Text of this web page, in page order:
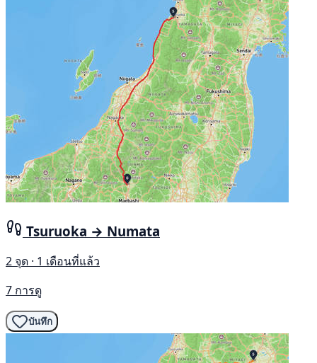
Tsuruoka → Numata
2 จุด · 1 เดือนที่แล้ว
7 การดู
บันทึก